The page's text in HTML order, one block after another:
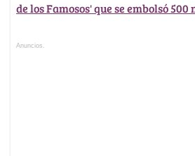
de los Famosos' que se embolsó 500
Anuncios.